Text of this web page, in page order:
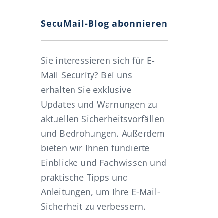
und unser SecuMail Spam Filter: wie alles anfing
SecuMail-Blog abonnieren
Sie interessieren sich für E-
Mail Security? Bei uns
erhalten Sie exklusive
Updates und Warnungen zu
aktuellen Sicherheitsvorfällen
und Bedrohungen. Außerdem
bieten wir Ihnen fundierte
Einblicke und Fachwissen und
praktische Tipps und
Anleitungen, um Ihre E-Mail-
Sicherheit zu verbessern.